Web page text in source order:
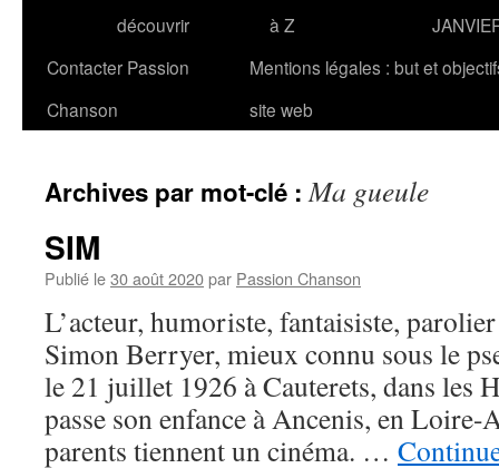
découvrir
à Z
Contacter Passion
Chanson
Mentions légales : but et
site web
Archives par mot-clé :Ma gueule
SIM
Publié le30 août 2020par Passion Chanson
L’acteur, humoriste, fantaisiste,
Simon Berryer, mieux connu sous le
le 21 juillet 1926 à Cauterets, dans les
passe son enfance à Ancenis, en Loire-
parents tiennent un cinéma. …